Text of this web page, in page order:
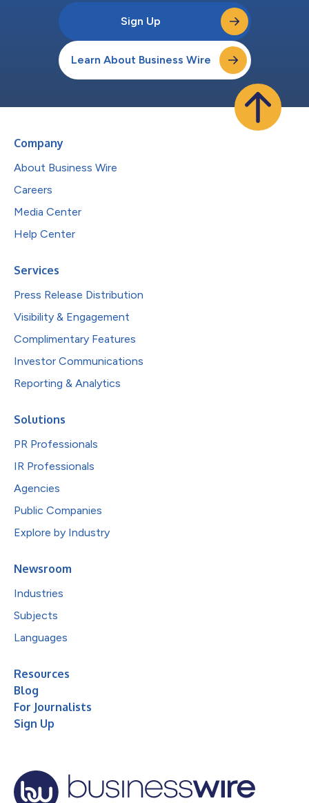
Sign Up
Learn About Business Wire
Company
About Business Wire
Careers
Media Center
Help Center
Services
Press Release Distribution
Visibility & Engagement
Complimentary Features
Investor Communications
Reporting & Analytics
Solutions
PR Professionals
IR Professionals
Agencies
Public Companies
Explore by Industry
Newsroom
Industries
Subjects
Languages
Resources
Blog
For Journalists
Sign Up